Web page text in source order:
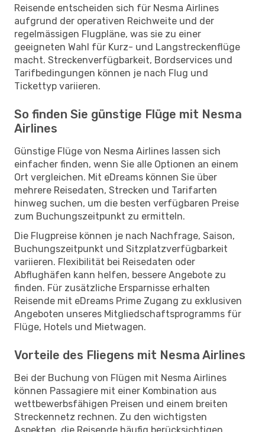
Reisende entscheiden sich für Nesma Airlines
aufgrund der operativen Reichweite und der
regelmässigen Flugpläne, was sie zu einer
geeigneten Wahl für Kurz- und Langstreckenflüge
macht. Streckenverfügbarkeit, Bordservices und
Tarifbedingungen können je nach Flug und
Tickettyp variieren.
So finden Sie günstige Flüge mit Nesma
Airlines
Günstige Flüge von Nesma Airlines lassen sich
einfacher finden, wenn Sie alle Optionen an einem
Ort vergleichen. Mit eDreams können Sie über
mehrere Reisedaten, Strecken und Tarifarten
hinweg suchen, um die besten verfügbaren Preise
zum Buchungszeitpunkt zu ermitteln.
Die Flugpreise können je nach Nachfrage, Saison,
Buchungszeitpunkt und Sitzplatzverfügbarkeit
variieren. Flexibilität bei Reisedaten oder
Abflughäfen kann helfen, bessere Angebote zu
finden. Für zusätzliche Ersparnisse erhalten
Reisende mit eDreams Prime Zugang zu exklusiven
Angeboten unseres Mitgliedschaftsprogramms für
Flüge, Hotels und Mietwagen.
Vorteile des Fliegens mit Nesma Airlines
Bei der Buchung von Flügen mit Nesma Airlines
können Passagiere mit einer Kombination aus
wettbewerbsfähigen Preisen und einem breiten
Streckennetz rechnen. Zu den wichtigsten